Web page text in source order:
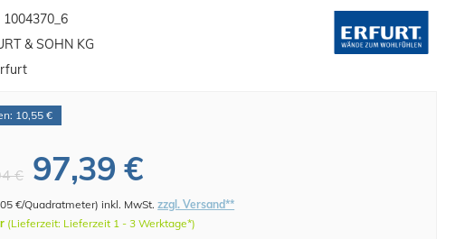
1004370_6
& SOHN KG
10,55 €
€ 97,39 €
€/Quadratmeter)inkl. MwSt.zzgl. Versand**
(Lieferzeit: Lieferzeit 1 - 3 Werktage*)